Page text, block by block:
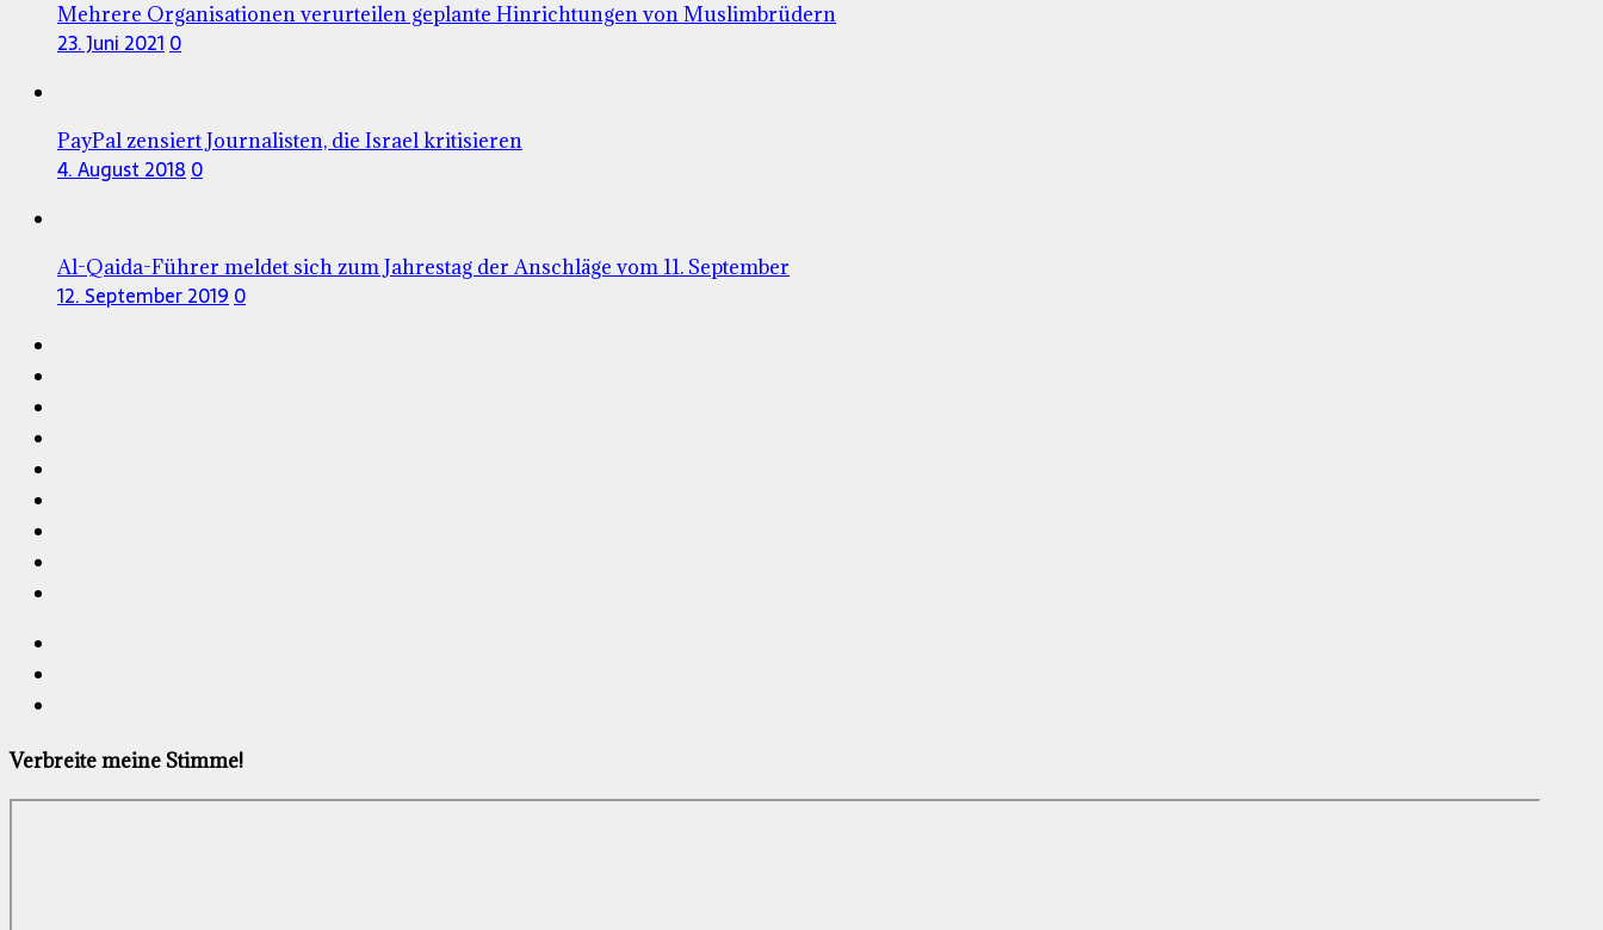
Mehrere Organisationen verurteilen geplante Hinrichtungen von Muslimbrüdern
23. Juni 20210
PayPal zensiert Journalisten, die Israel kritisieren
4. August 20180
Al-Qaida-Führer meldet sich zum Jahrestag der Anschläge vom 11. September
12. September 20190
Verbreite meine Stimme!